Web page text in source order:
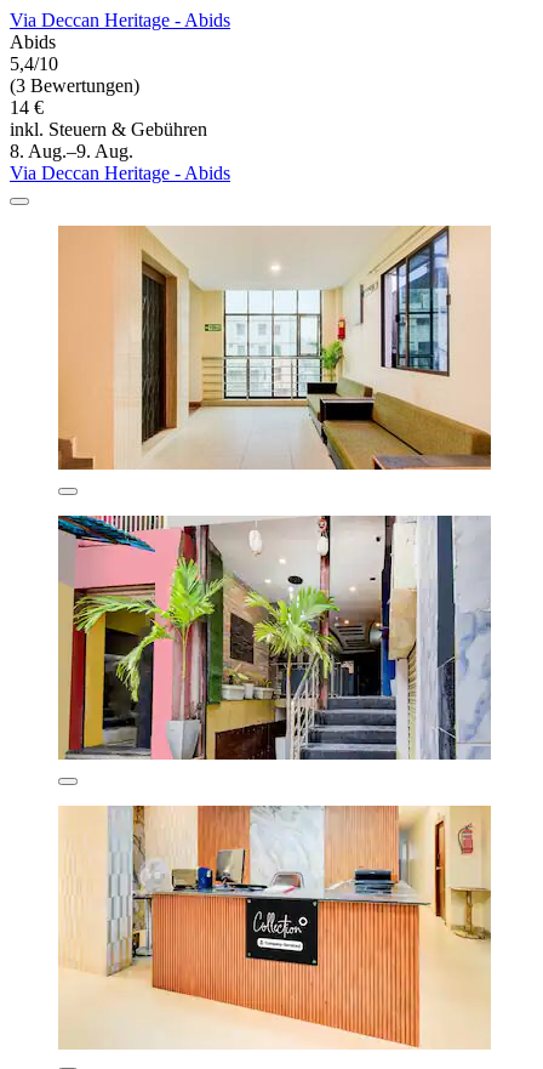
Via Deccan Heritage - Abids
Abids
5,4/10
(3 Bewertungen)
14 €
inkl. Steuern & Gebühren
8. Aug.–9. Aug.
Via Deccan Heritage - Abids